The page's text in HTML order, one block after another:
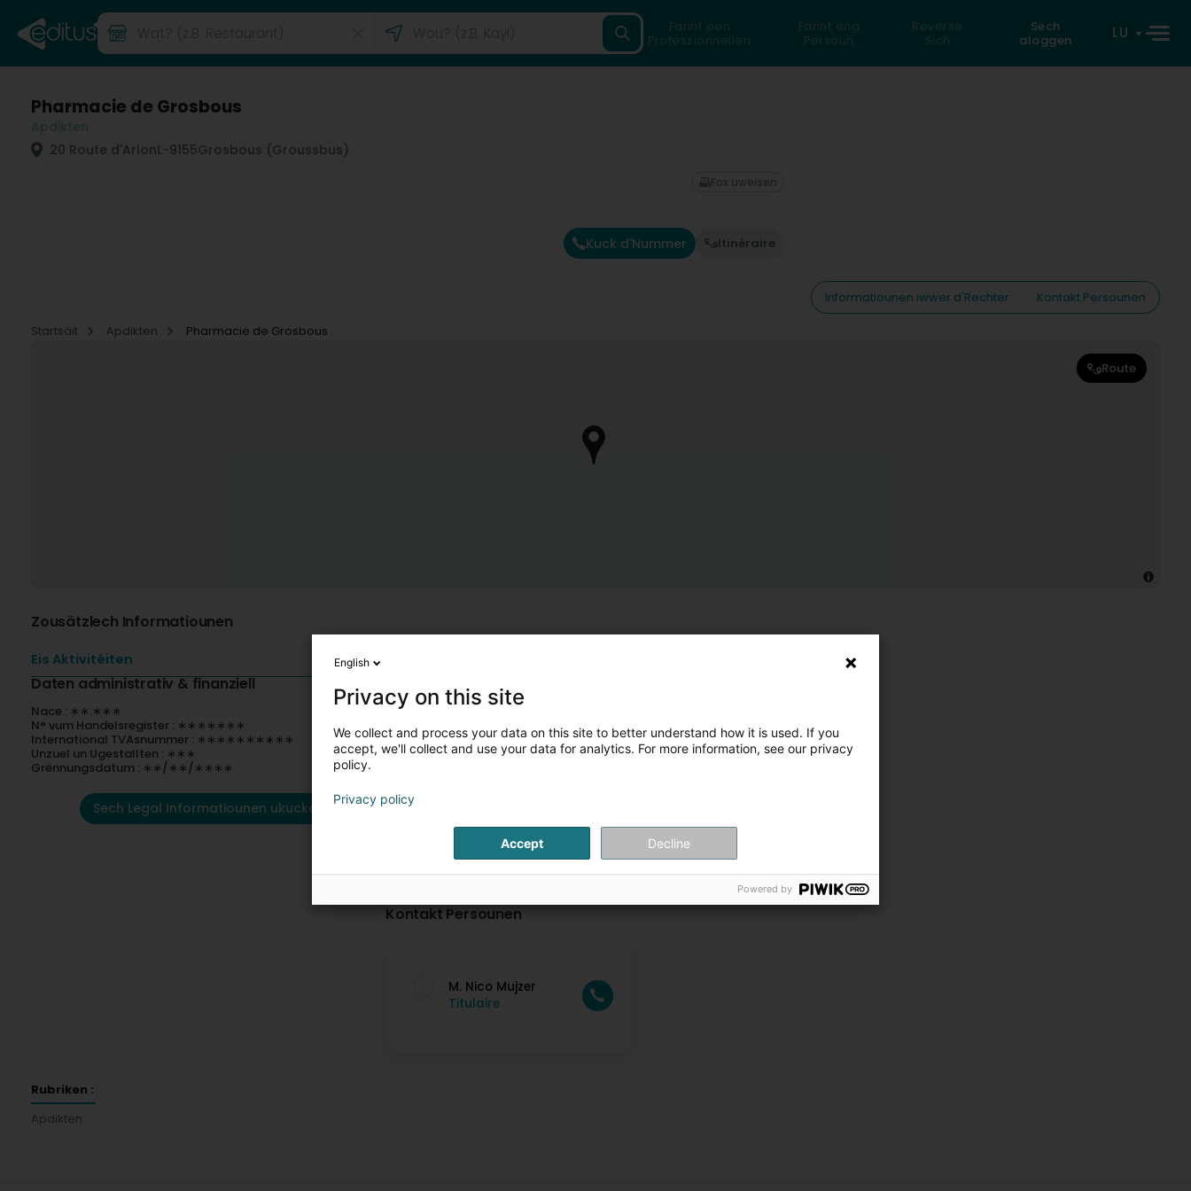
Fannt een
Professionnellen
Fannt eng
Persoun
Reverse
Sich
Sech
aloggen
LU
Pharmacie de Grosbous
20 Route d'ArlonL-9155Grosbous (Groussbus)
Kuck d'Nummer Itinéraire
Fax uweisen
Informatiounen iwwer d'Rechter
Kontakt Persounen
Startsäit
Apdikten Pharmacie de Grosbous
Route
Zousätzlech Informatiounen
Eis Aktivitéiten
Daten administrativ & finanziell
Nace : ∗∗.∗∗∗
N° vum Handelsregister : ∗∗∗∗∗∗∗
International TVAsnummer : ∗∗∗∗∗∗∗∗∗∗
Unzuel un Ugestallten : ∗∗∗
Grënnungsdatum : ∗∗/∗∗/∗∗∗∗
Sech Legal Informatiounen ukucken
Kontakt Persounen
M. Nico Mujzer
Titulaire
Rubriken :
Apdikten
English
Privacy on this site
We collect and process your data on this site to better understand how it is used. If you
accept, we'll collect and use your data for analytics. For more information, see our privacy
policy.
Privacy policy
Accept Decline
Powered by